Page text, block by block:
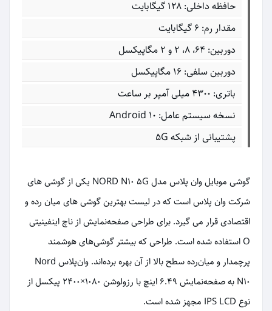
حافظه داخلی: ۱۲۸ گیگابایت
مقدار رم: ۶ گیگابایت
دوربین: ۶۴، ۸، ۲ و ۲ مگاپیکسل
دوربین سلفی: ۱۶ مگاپیکسل
باتری: ۴۳۰۰ میلی آمپر بر ساعت
نسخه سیستم عامل: Android 10
پشتیبانی از شبکه 5G
گوشی موبایل وان پلاس مدل NORD N10 5G یکی از گوشی های
شرکت وان پلاس است که در لیست بهترین گوشی های میان رده و
اقتصادی قرار می گیرد. برای طراحی صفحه‌نمایش از ناچ اینفینیتی
O استفاده شده است. طراحی که بیشتر گوشی‌های هوشمند
پرچمدار و میان‌رده سطح بالا از آن بهره برده‌اند. وان‌پلاس Nord
N10 به صفحه‌نمایش 6.49 اینچ با رزولوشن 1080×2400 پیکسل از
نوع IPS LCD مجهز شده است.